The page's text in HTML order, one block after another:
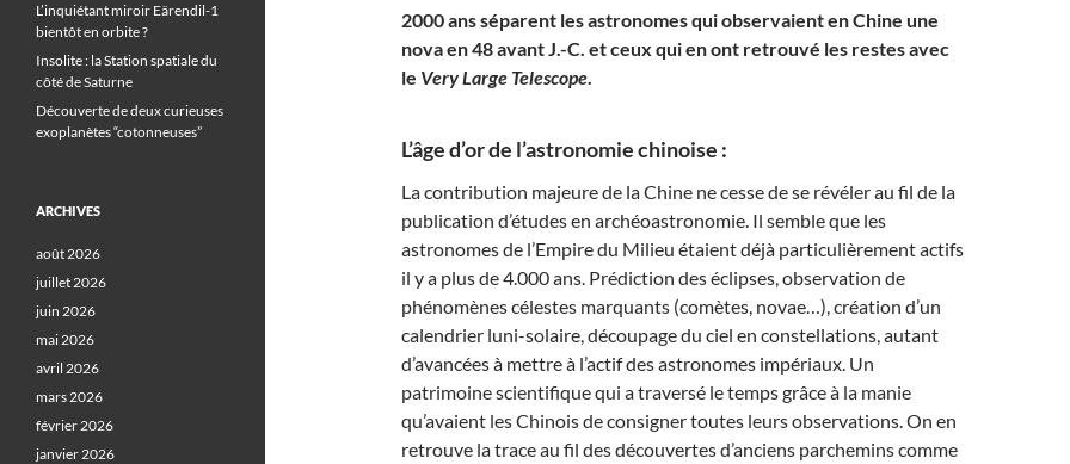
2000 ans séparent les astronomes qui observaient en Chine une
nova en 48 avant J.-C. et ceux qui en ont retrouvé les restes avec
le Very Large Telescope.
L’âge d’or de l’astronomie chinoise :
La contribution majeure de la Chine ne cesse de se révéler au fil de la
publication d’études en archéoastronomie. Il semble que les
astronomes de l’Empire du Milieu étaient déjà particulièrement actifs
il y a plus de 4.000 ans. Prédiction des éclipses, observation de
phénomènes célestes marquants (comètes, novae…), création d’un
calendrier luni-solaire, découpage du ciel en constellations, autant
d’avancées à mettre à l’actif des astronomes impériaux. Un
patrimoine scientifique qui a traversé le temps grâce à la manie
qu’avaient les Chinois de consigner toutes leurs observations. On en
retrouve la trace au fil des découvertes d’anciens parchemins comme
L’inquiétant miroir Eärendil-1
bientôt en orbite ?
Insolite : la Station spatiale du
côté de Saturne
Découverte de deux curieuses
exoplanètes “cotonneuses”
ARCHIVES
août 2026
juillet 2026
juin 2026
mai 2026
avril 2026
mars 2026
février 2026
janvier 2026